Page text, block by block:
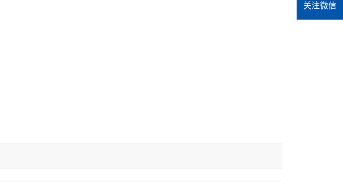
关注微信